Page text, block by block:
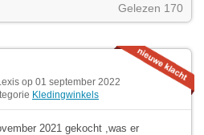
Gelezen 170
op 01 september 2022
Kledingwinkels
2021 gekocht ,was er